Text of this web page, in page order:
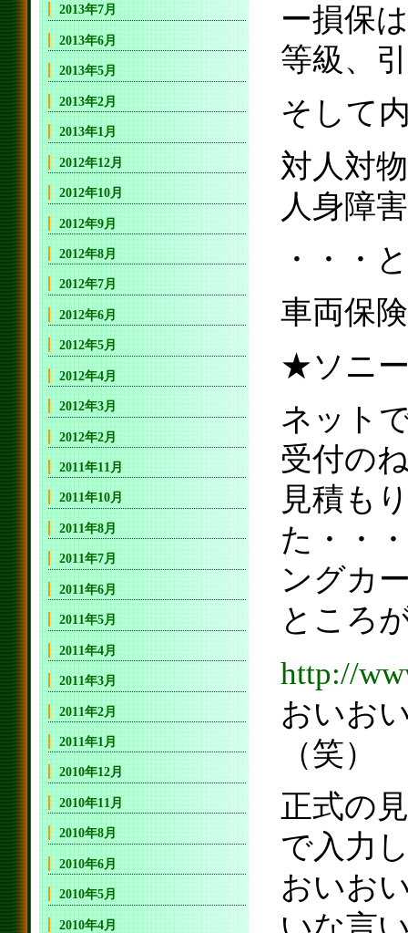
ー損保
等級、
そして
対人対
人身障
・・・
車両保
★ソニ
ネット
受付の
見積も
た・・
ングカ
ところ
http://
おいお
（笑）
正式の
で入力
おいお
2013年7月
2013年6月
2013年5月
2013年2月
2013年1月
2012年12月
2012年10月
2012年9月
2012年8月
2012年7月
2012年6月
2012年5月
2012年4月
2012年3月
2012年2月
2011年11月
2011年10月
2011年8月
2011年7月
2011年6月
2011年5月
2011年4月
2011年3月
2011年2月
2011年1月
2010年12月
2010年11月
2010年8月
2010年6月
2010年5月
2010年4月